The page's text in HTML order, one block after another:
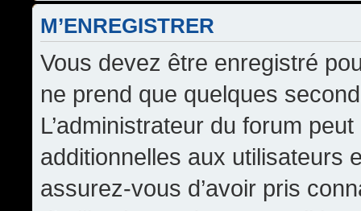
M’ENREGISTRER
Vous devez être enregistré
ne prend que quelques
L’administrateur du forum
additionnelles aux utilisateurs
assurez-vous d’avoir pris